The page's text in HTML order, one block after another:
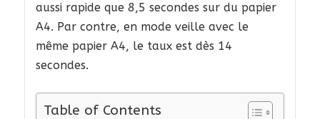
aussi rapide que 8,5 secondes sur du papier
A4. Par contre, en mode veille avec le
même papier A4, le taux est dès 14
secondes.
Table of Contents